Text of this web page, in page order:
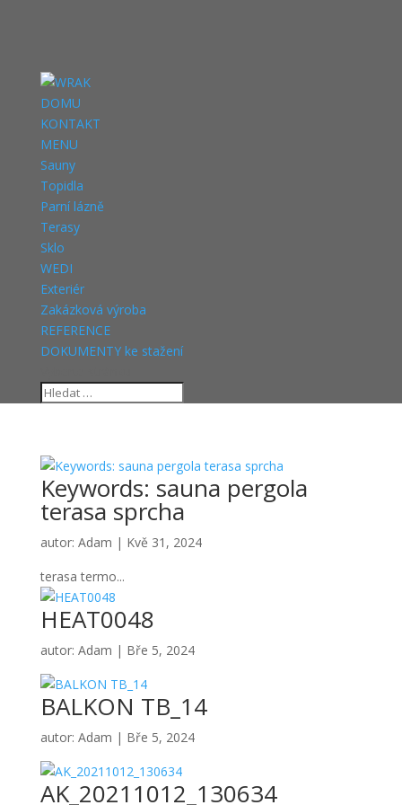
DOMU
KONTAKT
MENU
Sauny
Topidla
Parní lázně
Terasy
Sklo
WEDI
Exteriér
Zakázková výroba
REFERENCE
DOKUMENTY ke stažení
Keywords: sauna pergola
terasa sprcha
autor: Adam | Kvě 31, 2024
terasa termo...
HEAT0048
autor: Adam | Bře 5, 2024
BALKON TB_14
autor: Adam | Bře 5, 2024
AK_20211012_130634